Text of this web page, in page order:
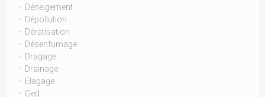
Déneigement
Dépollution
Dératisation
Désenfumage
Dragage
Drainage
Elagage
Ged